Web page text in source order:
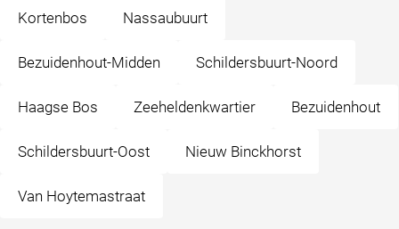
Kortenbos Nassaubuurt
Bezuidenhout-Midden Schildersbuurt-Noord
Haagse Bos Zeeheldenkwartier Bezuidenhout
Schildersbuurt-Oost Nieuw Binckhorst
Van Hoytemastraat